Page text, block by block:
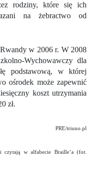
rodziny, które się ich
na żebractwo od
w 2006 r. W 2008
Wychowawczy dla
podstawową, w której
ośrodek może zapewnić
koszt utrzymania
zł.
PRE/triuno.pl
w alfabecie Braille’a (fot.